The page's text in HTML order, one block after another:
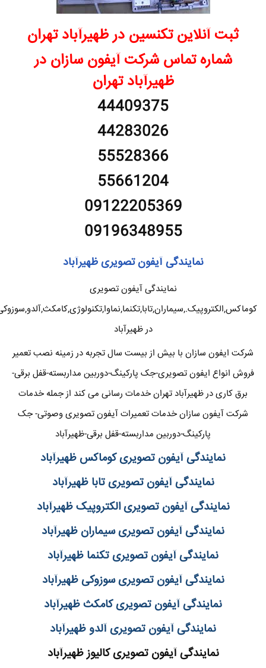
ثبت آنلاین تکنسین در ظهیرآباد تهران
شماره تماس شرکت آیفون سازان در
ظهیرآباد تهران
44409375
44283026
55528366
55661204
09122205369
09196348955
نمایندگی آیفون تصویری ظهیرآباد
نمایندگی آیفون تصویری
در ظهیرآباد
شرکت ایفون سازان با بیش از بیست سال تجربه در زمینه نصب تعمیر
فروش انواع ایفون تصویری-جک پارکینگ-دوربین مداربسته-قفل برقی-
برق کاری در ظهیرآباد تهران خدمات رسانی می کند از جمله خدمات
شرکت آیفون سازان خدمات تعمیرات آیفون تصویری وصوتی- جک
پارکینگ-دوربین مداربسته-قفل برقی-ظهیرآباد
نمایندگی آیفون تصویری کوماکس ظهیرآباد
نمایندگی آیفون تصویری تابا ظهیرآباد
نمایندگی آیفون تصویری الکتروپیک ظهیرآباد
نمایندگی آیفون تصویری سیماران ظهیرآباد
نمایندگی آیفون تصویری تکنما ظهیرآباد
نمایندگی آیفون تصویری سوزوکی ظهیرآباد
نمایندگی آیفون تصویری کامکث ظهیرآباد
نمایندگی آیفون تصویری آلدو ظهیرآباد
نمایندگی آیفون تصویری کالیوز ظهیرآباد